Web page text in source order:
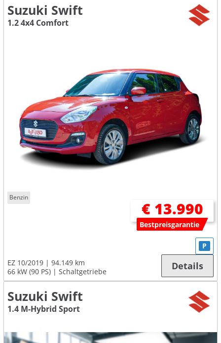
Suzuki Swift
1.2 4x4 Comfort
Benzin
€ 13.990
Bestpreisgarantie
EZ 10/2019
94.149 km
66 kW (90 PS)
Schaltgetriebe
P
Details
Suzuki Swift
1.4 M-Hybrid Sport